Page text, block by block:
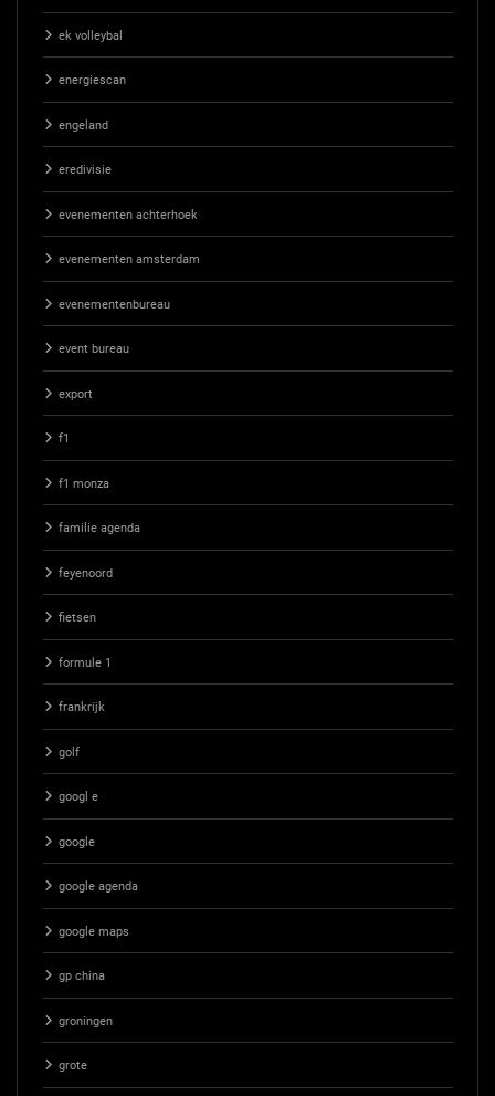
ek volleybal
energiescan
engeland
eredivisie
evenementen achterhoek
evenementen amsterdam
evenementenbureau
event bureau
export
f1
f1 monza
familie agenda
feyenoord
fietsen
formule 1
frankrijk
golf
googl e
google
google agenda
google maps
gp china
groningen
grote